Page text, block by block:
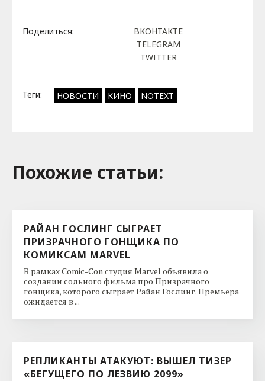
Поделиться:
ВКОНТАКТЕ
TELEGRAM
TWITTER
Теги: НОВОСТИ КИНО NOTEXT
Похожие cтатьи:
РАЙАН ГОСЛИНГ СЫГРАЕТ
ПРИЗРАЧНОГО ГОНЩИКА ПО
КОМИКСАМ MARVEL
В рамках Comic-Con студия Marvel объявила о
создании сольного фильма про Призрачного
гонщика, которого сыграет Райан Гослинг. Премьера
ожидается в ...
РЕПЛИКАНТЫ АТАКУЮТ: ВЫШЕЛ ТИЗЕР
«БЕГУЩЕГО ПО ЛЕЗВИЮ 2099»